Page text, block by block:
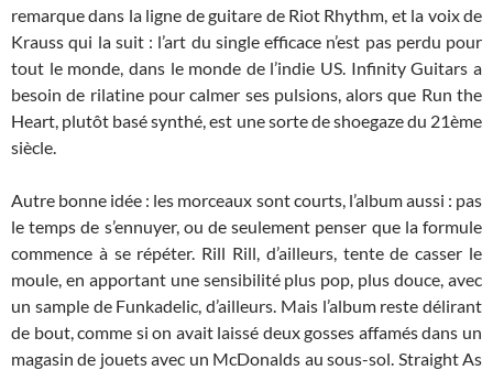
remarque dans la ligne de guitare de Riot Rhythm, et la voix de
Krauss qui la suit : l’art du single efficace n’est pas perdu pour
tout le monde, dans le monde de l’indie US. Infinity Guitars a
besoin de rilatine pour calmer ses pulsions, alors que Run the
Heart, plutôt basé synthé, est une sorte de shoegaze du 21ème
siècle.
Autre bonne idée : les morceaux sont courts, l’album aussi : pas
le temps de s’ennuyer, ou de seulement penser que la formule
commence à se répéter. Rill Rill, d’ailleurs, tente de casser le
moule, en apportant une sensibilité plus pop, plus douce, avec
un sample de Funkadelic, d’ailleurs. Mais l’album reste délirant
de bout, comme si on avait laissé deux gosses affamés dans un
magasin de jouets avec un McDonalds au sous-sol. Straight As